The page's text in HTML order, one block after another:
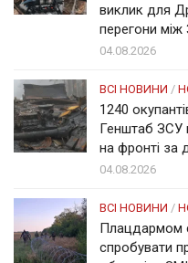
виклик для
перегони між
04.08.2026
ВСІ НОВИНИ /
1240
Генштаб ЗСУ
на фронті за
04.08.2026
ВСІ НОВИНИ /
Плацдармом
спробувати